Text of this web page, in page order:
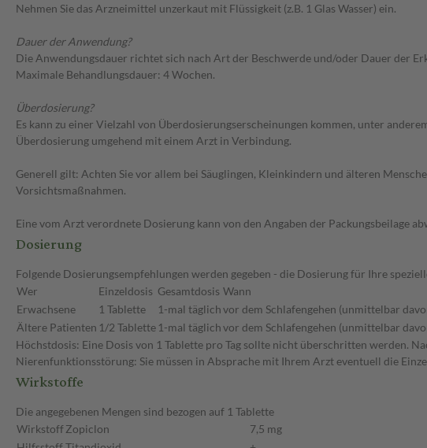
Nehmen Sie das Arzneimittel unzerkaut mit Flüssigkeit (z.B. 1 Glas Wasser) ein.
Dauer der Anwendung?
Die Anwendungsdauer richtet sich nach Art der Beschwerde und/oder Dauer der
Maximale Behandlungsdauer: 4 Wochen.
Überdosierung?
Es kann zu einer Vielzahl von Überdosierungserscheinungen kommen, unter
Überdosierung umgehend mit einem Arzt in Verbindung.
Generell gilt: Achten Sie vor allem bei Säuglingen, Kleinkindern und älteren
Vorsichtsmaßnahmen.
Eine vom Arzt verordnete Dosierung kann von den Angaben der Packungsbeilage
Dosierung
Folgende Dosierungsempfehlungen werden gegeben - die Dosierung für Ihre
Wer
Einzeldosis Gesamtdosis Wann
Erwachsene
1 Tablette 1-mal täglichvor dem Schlafengehen (unmittelbar
Ältere Patienten 1/2 Tablette 1-mal täglichvor dem Schlafengehen (unmittelbar
Höchstdosis: Eine Dosis von 1 Tablette pro Tag sollte nicht überschritten werden.
Nierenfunktionsstörung: Sie müssen in Absprache mit Ihrem Arzt eventuell die
Wirkstoffe
Die angegebenen Mengen sind bezogen auf 1 Tablette
WirkstoffZopiclon
7,5 mg